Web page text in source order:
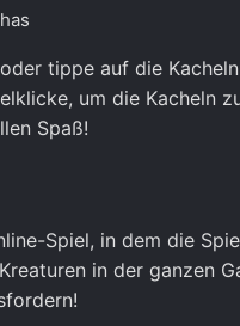
tippe auf die
um die Kacheln
Spaß!
Spiel, in dem die
in der ganzen